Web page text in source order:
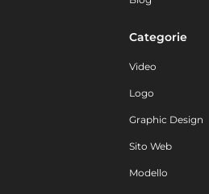
Categorie
Video
Logo
Graphic Design
Sito Web
Modello